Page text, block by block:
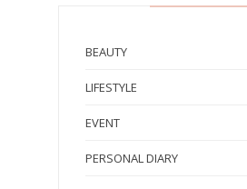
BEAUTY
LIFESTYLE
EVENT
PERSONAL DIARY